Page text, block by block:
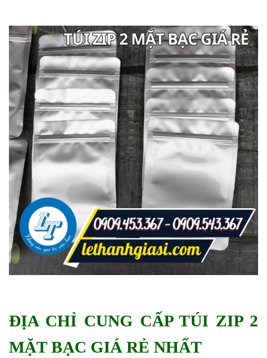
ĐỊA CHỈ CUNG CẤP TÚI ZIP 2
MẶT BẠC GIÁ RẺ NHẤT